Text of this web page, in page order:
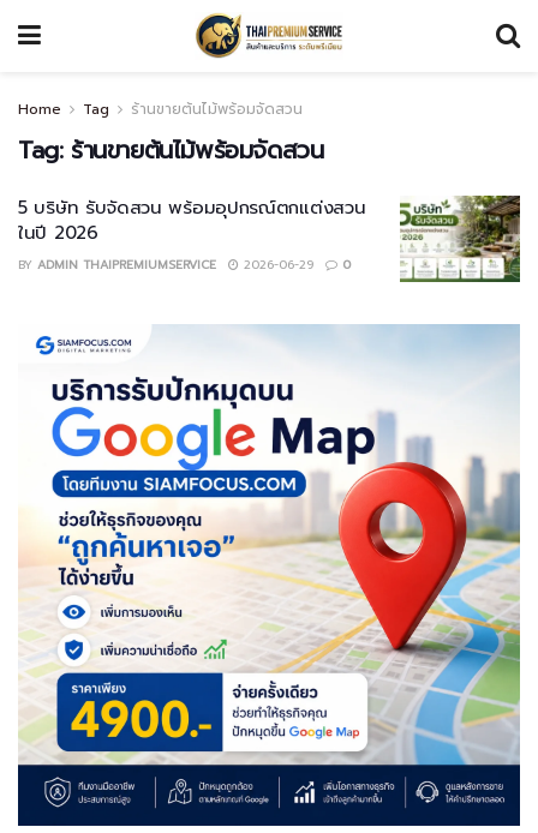
Home Tag ร้านขายต้นไม้พร้อมจัดสวน
Tag: ร้านขายต้นไม้พร้อมจัดสวน
5 บริษัท รับจัดสวน พร้อมอุปกรณ์ตกแต่งสวน
ในปี 2026
BY ADMIN THAIPREMIUMSERVICE 2026-06-29 0